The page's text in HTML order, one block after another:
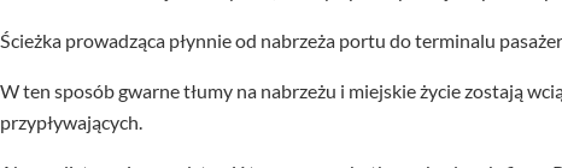
Ścieżka prowadząca płynnie od nabrzeża portu do terminalu
W ten sposób gwarne tłumy na nabrzeżu i miejskie życie zostają
przypływających.